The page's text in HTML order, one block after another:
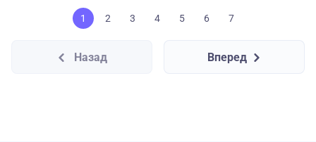
1 2 3 4 5 6 7
Назад Вперед